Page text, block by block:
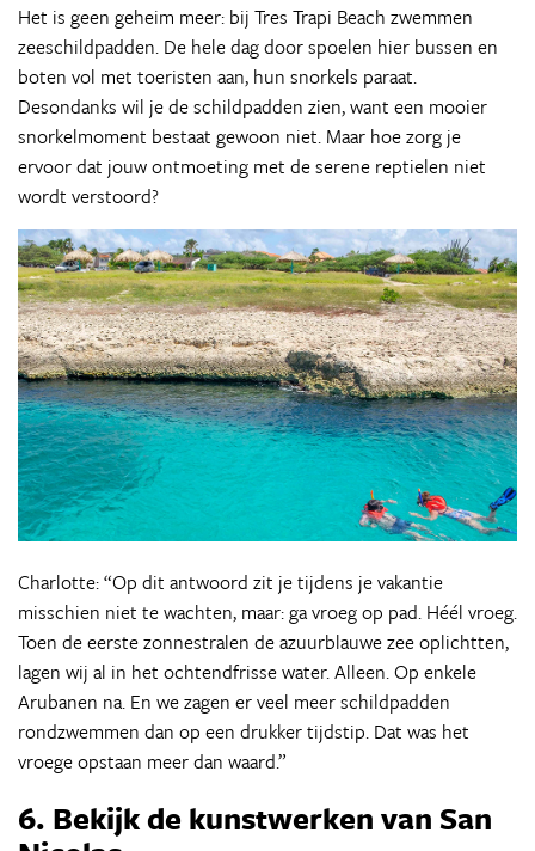
Het is geen geheim meer: bij Tres Trapi Beach zwemmen
zeeschildpadden. De hele dag door spoelen hier bussen en
boten vol met toeristen aan, hun snorkels paraat.
Desondanks wil je de schildpadden zien, want een mooier
snorkelmoment bestaat gewoon niet. Maar hoe zorg je
ervoor dat jouw ontmoeting met de serene reptielen niet
wordt verstoord?
Charlotte: “Op dit antwoord zit je tijdens je vakantie
misschien niet te wachten, maar: ga vroeg op pad. Héél vroeg.
Toen de eerste zonnestralen de azuurblauwe zee oplichtten,
lagen wij al in het ochtendfrisse water. Alleen. Op enkele
Arubanen na. En we zagen er veel meer schildpadden
rondzwemmen dan op een drukker tijdstip. Dat was het
vroege opstaan meer dan waard.”
6. Bekijk de kunstwerken van San